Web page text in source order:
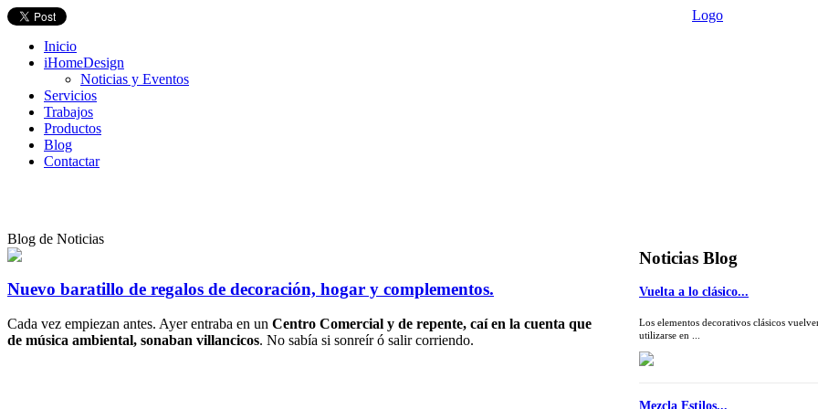
Logo
Inicio
iHomeDesign
Noticias y Eventos
Servicios
Trabajos
Productos
Blog
Contactar
Blog de Noticias
Nuevo baratillo de regalos de decoración, hogar y complementos.
Cada vez empiezan antes. Ayer entraba en un Centro Comercial y de repente, caí en la cuenta que
de música ambiental, sonaban villancicos. No sabía si sonreír ó salir corriendo.
Noticias Blog
Vuelta a lo clásico...
Los elementos decorativos clásicos
utilizarse en ...
Mezcla Estilos...